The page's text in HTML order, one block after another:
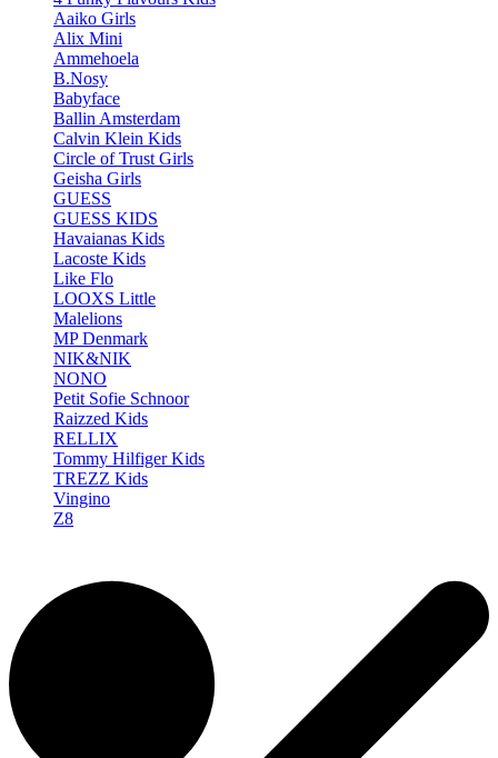
Aaiko Girls
Alix Mini
Ammehoela
B.Nosy
Babyface
Ballin Amsterdam
Calvin Klein Kids
Circle of Trust Girls
Geisha Girls
GUESS
GUESS KIDS
Havaianas Kids
Lacoste Kids
Like Flo
LOOXS Little
Malelions
MP Denmark
NIK&NIK
NONO
Petit Sofie Schnoor
Raizzed Kids
RELLIX
Tommy Hilfiger Kids
TREZZ Kids
Vingino
Z8